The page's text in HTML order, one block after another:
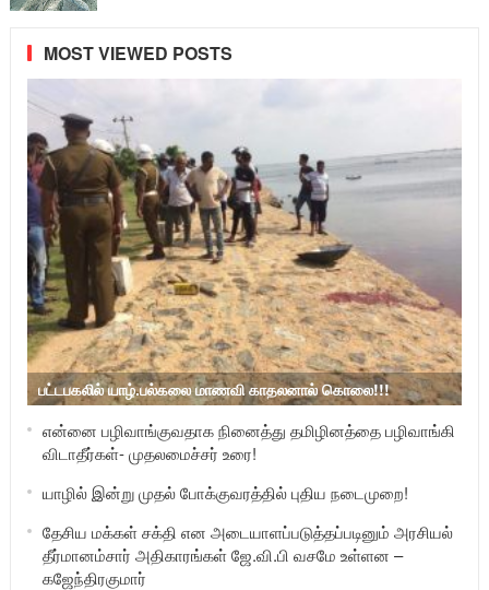
MOST VIEWED POSTS
பட்டபகலில் யாழ்.பல்கலை மாணவி காதலனால் கொலை!!!
என்னை பழிவாங்குவதாக நினைத்து தமிழினத்தை பழிவாங்கி
விடாதீர்கள்- முதலமைச்சர் உரை!
யாழில் இன்று முதல் போக்குவரத்தில் புதிய நடைமுறை!
தேசிய மக்கள் சக்தி என அடையாளப்படுத்தப்படினும் அரசியல்
தீர்மானம்சார் அதிகாரங்கள் ஜே.வி.பி வசமே உள்ளன –
கஜேந்திரகுமார்